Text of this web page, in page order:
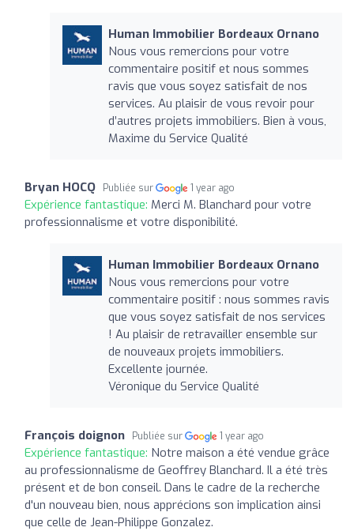
Human Immobilier Bordeaux Ornano
Nous vous remercions pour votre
commentaire positif et nous sommes
ravis que vous soyez satisfait de nos
services. Au plaisir de vous revoir pour
d’autres projets immobiliers. Bien à vous,
Maxime du Service Qualité
Bryan HOCQ Publiée sur 1 year ago
Expérience fantastique: Merci M. Blanchard pour votre
professionnalisme et votre disponibilité.
Human Immobilier Bordeaux Ornano
Nous vous remercions pour votre
commentaire positif : nous sommes ravis
que vous soyez satisfait de nos services
! Au plaisir de retravailler ensemble sur
de nouveaux projets immobiliers.
Excellente journée.
Véronique du Service Qualité
François doignon Publiée sur 1 year ago
Expérience fantastique: Notre maison a été vendue grâce
au professionnalisme de Geoffrey Blanchard. Il a été très
présent et de bon conseil. Dans le cadre de la recherche
d'un nouveau bien, nous apprécions son implication ainsi
que celle de Jean-Philippe Gonzalez.